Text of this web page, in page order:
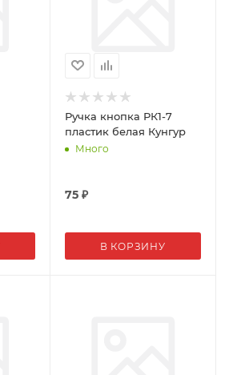
Ручка кнопка РК1-7
пластик белая Кунгур
Много
75₽
В КОРЗИНУ